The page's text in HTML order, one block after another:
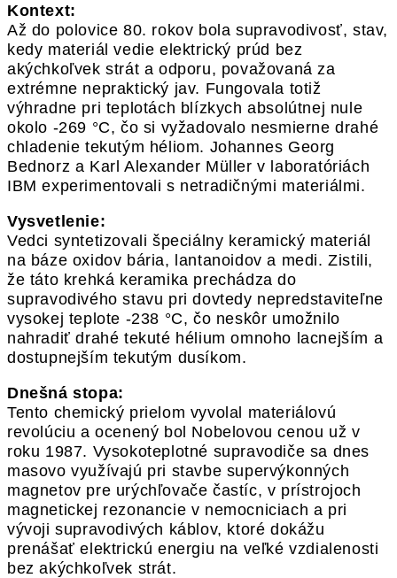
Kontext:
Až do polovice 80. rokov bola supravodivosť, stav,
kedy materiál vedie elektrický prúd bez
akýchkoľvek strát a odporu, považovaná za
extrémne nepraktický jav. Fungovala totiž
výhradne pri teplotách blízkych absolútnej nule
okolo -269 °C, čo si vyžadovalo nesmierne drahé
chladenie tekutým héliom. Johannes Georg
Bednorz a Karl Alexander Müller v laboratóriách
IBM experimentovali s netradičnými materiálmi.
Vysvetlenie:
Vedci syntetizovali špeciálny keramický materiál
na báze oxidov bária, lantanoidov a medi. Zistili,
že táto krehká keramika prechádza do
supravodivého stavu pri dovtedy nepredstaviteľne
vysokej teplote -238 °C, čo neskôr umožnilo
nahradiť drahé tekuté hélium omnoho lacnejším a
dostupnejším tekutým dusíkom.
Dnešná stopa:
Tento chemický prielom vyvolal materiálovú
revolúciu a ocenený bol Nobelovou cenou už v
roku 1987. Vysokoteplotné supravodiče sa dnes
masovo využívajú pri stavbe supervýkonných
magnetov pre urýchľovače častíc, v prístrojoch
magnetickej rezonancie v nemocniciach a pri
vývoji supravodivých káblov, ktoré dokážu
prenášať elektrickú energiu na veľké vzdialenosti
bez akýchkoľvek strát.